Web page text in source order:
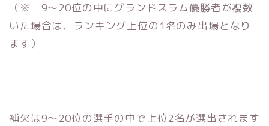
（※ 9～20位の中にグランドスラム優勝者が複数
いた場合は、ランキング上位の1名のみ出場となり
ます）
補欠は9～20位の選手の中で上位2名が選出されます